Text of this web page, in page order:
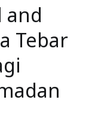
and
Tebar